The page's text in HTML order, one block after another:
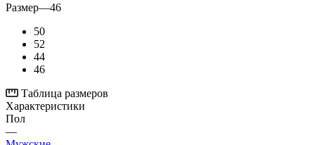
Размер—46
50
52
44
46
Таблица размеров
Характеристики
Пол
—